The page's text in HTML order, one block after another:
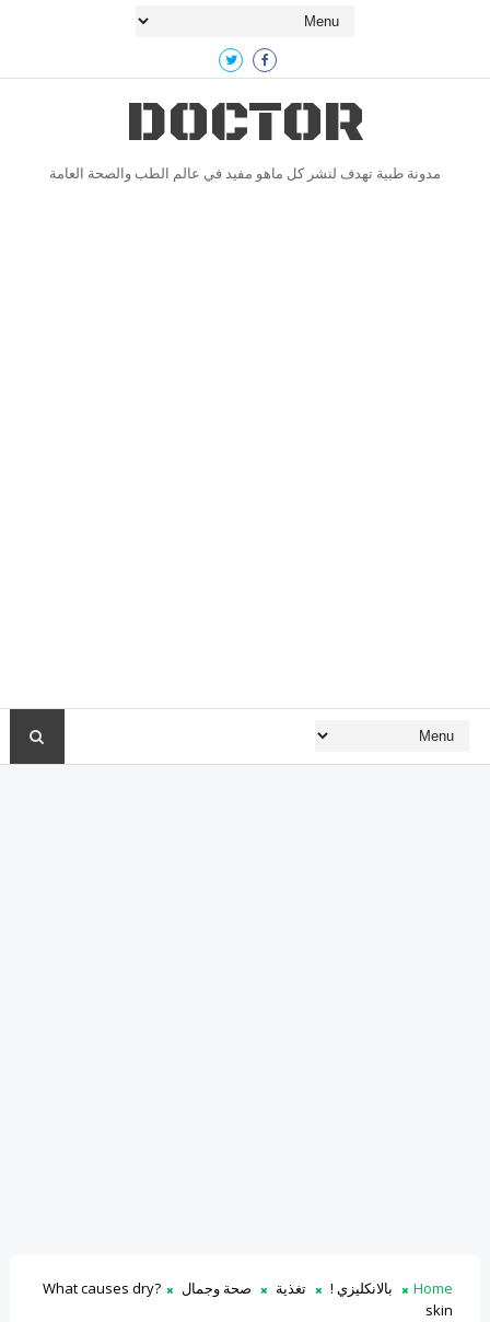
DOCTOR
مدونة طبية تهدف لنشر كل ماهو مفيد في عالم الطب والصحة العامة
Home بالانكليزي ! تغذية صحة وجمال
?What causes dry
skin